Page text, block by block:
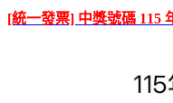
[統一發票] 中獎號碼 115